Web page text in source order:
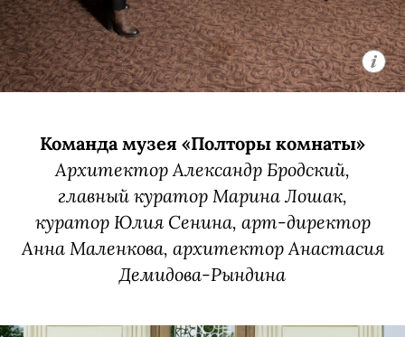
Команда музея «Полторы комнаты»
Архитектор Александр Бродский,
главный куратор Марина Лошак,
куратор Юлия Сенина, арт-директор
Анна Маленкова, архитектор Анастасия
Демидова-Рындина